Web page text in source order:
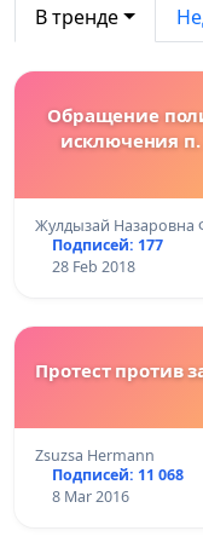
В тренде
Обращение
исключения п.
Жулдызай Назаровна
Подписей: 177
28 Feb 2018
Протест против
Zsuzsa Hermann
Подписей: 11 068
8 Mar 2016